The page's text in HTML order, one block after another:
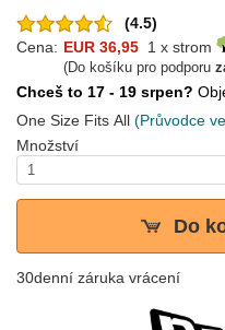
(4.5)
Cena: EUR 36,95 1 x strom
(Do košíku pro podporu
Chceš to 17 - 19 srpen?
One Size Fits All (Průvodce
Množství
Do
30denní záruka vrácení